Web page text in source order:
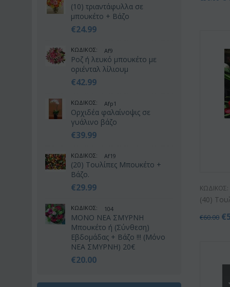
(10) τριαντάφυλλα σε
μπουκέτο + Βάζο
€24.99
ΚΩΔΙΚΟΣ: Af9
Ροζ ή λευκό μπουκέτο με
οριένταλ λίλιουμ
€42.99
ΚΩΔΙΚΟΣ: Afp1
Ορχιδέα φαλαίνοψις σε
γυάλινο βάζο
€39.99
ΚΩΔΙΚΟΣ: Af19
(20) Τουλίπες Μπουκέτο +
Βάζο.
€29.99
ΚΩΔΙΚΟΣ: 104
ΜΟΝΟ ΝΕΑ ΣΜΥΡΝΗ
Μπουκέτο ή (Σύνθεση)
Εβδομάδας + Βάζο !!! (Μόνο
ΝΕΑ ΣΜΥΡΝΗ) 20€
€20.00
ΚΩΔΙΚΟΣ:
(40)
€60.00 €